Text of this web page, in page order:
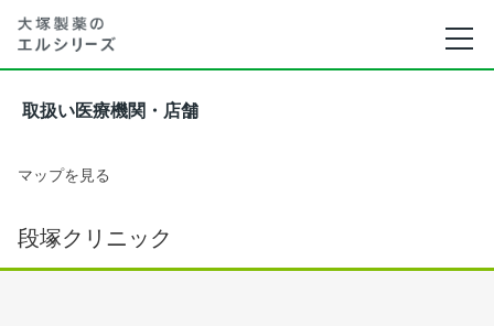
取扱い医療機関・店舗
マップを見る
段塚クリニック